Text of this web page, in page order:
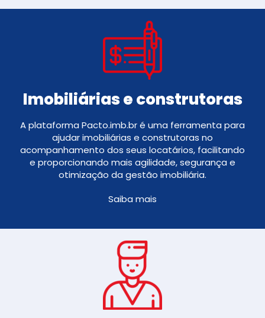
Imobiliárias e construtoras
A plataforma Pacto.imb.br é uma ferramenta para
ajudar imobiliárias e construtoras no
acompanhamento dos seus locatários, facilitando
e proporcionando mais agilidade, segurança e
otimização da gestão imobiliária.
Saiba mais